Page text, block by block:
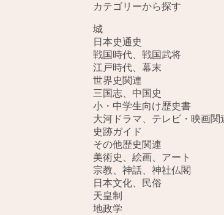
カテゴリーから探す
城
日本史通史
戦国時代、戦国武将
江戸時代、幕末
世界史関連
三国志、中国史
小・中学生向け歴史書
大河ドラマ、テレビ・映画関
史跡ガイド
その他歴史関連
美術史、絵画、アート
宗教、神話、神社仏閣
日本文化、民俗
天皇制
地政学